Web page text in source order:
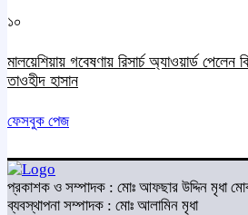
১০
মালয়েশিয়ায় গবেষণায় রিসার্চ অ্যাওয়ার্ড
তাওহীদ হাসান
ফেসবুক পেজ
প্রকাশক ও সম্পাদক : মোঃ আফছার উদ্দিন মৃধা
ব্যবস্থাপনা সম্পাদক : মোঃ আলামিন মৃধা